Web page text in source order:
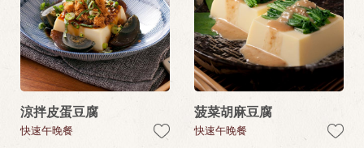
涼拌皮蛋豆腐
快速午晚餐
菠菜胡麻豆腐
快速午晚餐